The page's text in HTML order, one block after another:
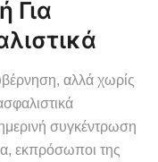
Για
αλλά χωρίς
συγκέντρωση
εκπρόσωποι της